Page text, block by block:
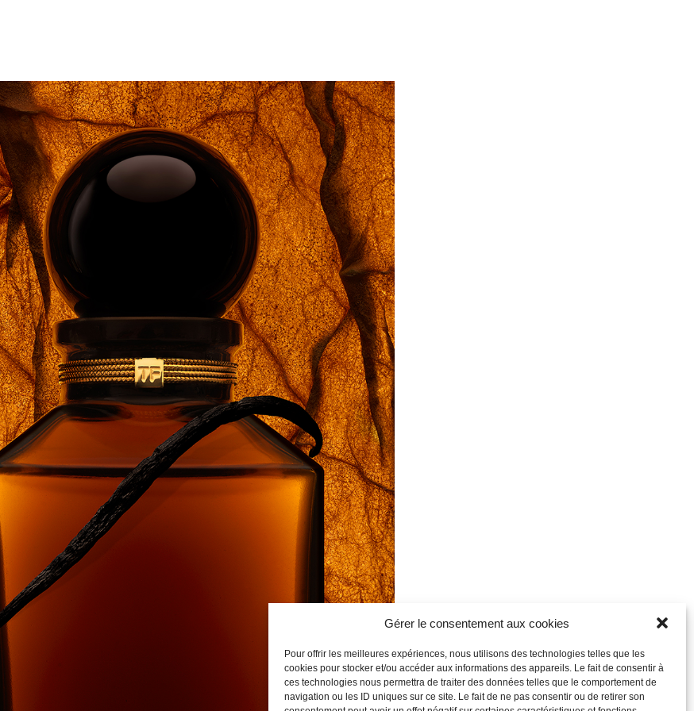
Gérer le consentement aux cookies
Pour offrir les meilleures expériences, nous utilisons des technologies telles que les
cookies pour stocker et/ou accéder aux informations des appareils. Le fait de consentir à
ces technologies nous permettra de traiter des données telles que le comportement de
navigation ou les ID uniques sur ce site. Le fait de ne pas consentir ou de retirer son